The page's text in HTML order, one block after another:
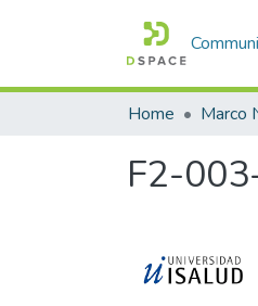
Home
F2-